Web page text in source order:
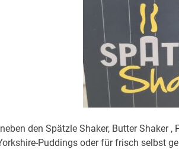
den Spätzle Shaker, Butter Shaker
Puddings oder für frisch selbst